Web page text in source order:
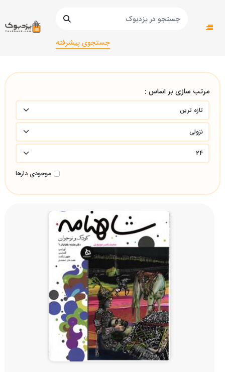
جستجوی پیشرفته
صفحه اصلی
رمان کودک و نوجوان/رمان کودک و نوجوان/
مرتب سازی بر اساس :
موجودی دارها